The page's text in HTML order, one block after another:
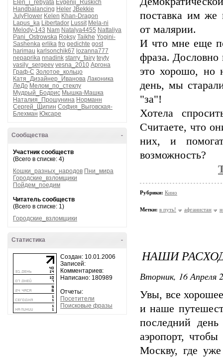
Elen_i_rebyata Evgenij_Ruskich
Handbalancing Heler JBekkie
JulyFlower Kelen Khan-Dragon
Lapus_ka Libertador Lussit Mela-ni
Melody-143 Nam Natalya4455 Nattaliya
Pani_Ostrowska Roksy Taikhe Yogini-
Sashenka erlika fro gedichte gost
harimau karlsonchik67 lozanna777
nepaprika nnadink starry_fairy teyty
vasily_sergeev vesna_2010 Аргона
Граф-С Золотое_кольцо
Катя_Дизайнер_Иванова Лаконика
ЛеДо Мелом_по_стеклу
Мудрый_Бодрис Мышка-Машка
Наталия_Прошунина Норманн
Сергей_Щипин София_Выговская-
Блехман Юксаре
-
Сообщества
Участник сообществ
(Всего в списке: 4)
Кошки_разных_народов Пни_мира
Городские_взломщики
Пойдем_поедим
Читатель сообществ
(Всего в списке: 1)
Городские_взломщики
-
Статистика
Создан: 10.01.2006
Записей:
Комментариев:
Написано: 180989
Отчеты:
Посетители
Поисковые фразы
поставка им же
от малярии.
И что мне еще
фраза.
это хорошо, но
день, мы
"за"!
Хотела
Считаете, что
них, и
возможность?
Рубрики: Кино
Метки: в путь! афганистан
НАШИ
Вторник, 16 Апреля
Увы, все
и наше
последний
аэропорт,
Москву, где